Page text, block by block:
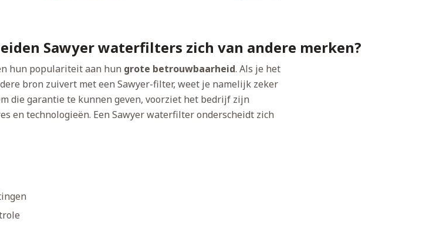
Sawyer waterfilters zich van andere merken?
hun populariteit aan hun grote betrouwbaarheid. Als je het
bron zuivert met een Sawyer-filter, weet je namelijk zeker
die garantie te kunnen geven, voorziet het bedrijf zijn
en technologieën. Een Sawyer waterfilter onderscheidt zich